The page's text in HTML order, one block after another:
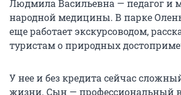
Людмила Васильевна — педагог и
народной медицины. В парке
еще работает экскурсоводом,
туристам о природных
У нее и без кредита сейчас
жизни. Сын — профессиональный